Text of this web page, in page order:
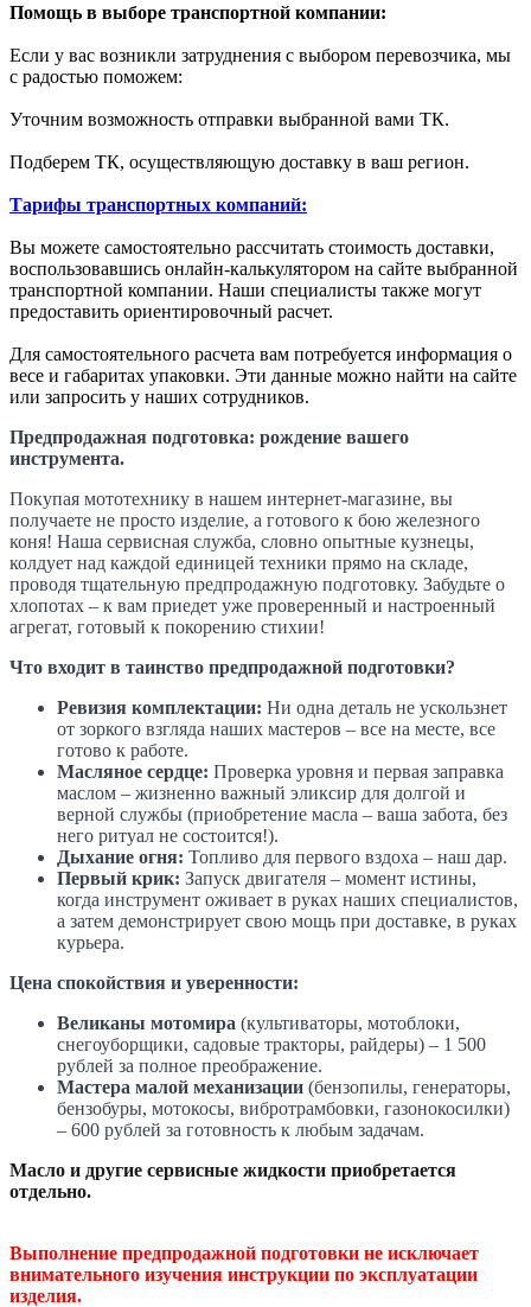
Помощь в выборе транспортной компании:
Если у вас возникли затруднения с выбором перевозчика, мы
с радостью поможем:
Уточним возможность отправки выбранной вами ТК.
Подберем ТК, осуществляющую доставку в ваш регион.
Тарифы транспортных компаний:
Вы можете самостоятельно рассчитать стоимость доставки,
воспользовавшись онлайн-калькулятором на сайте выбранной
транспортной компании. Наши специалисты также могут
предоставить ориентировочный расчет.
Для самостоятельного расчета вам потребуется информация о
весе и габаритах упаковки. Эти данные можно найти на сайте
или запросить у наших сотрудников.
Предпродажная подготовка: рождение вашего
инструмента.
Покупая мототехнику в нашем интернет-магазине, вы
получаете не просто изделие, а готового к бою железного
коня! Наша сервисная служба, словно опытные кузнецы,
колдует над каждой единицей техники прямо на складе,
проводя тщательную предпродажную подготовку. Забудьте о
хлопотах – к вам приедет уже проверенный и настроенный
агрегат, готовый к покорению стихии!
Что входит в таинство предпродажной подготовки?
Ревизия комплектации: Ни одна деталь не ускользнет
от зоркого взгляда наших мастеров – все на месте, все
готово к работе.
Масляное сердце: Проверка уровня и первая заправка
маслом – жизненно важный эликсир для долгой и
верной службы (приобретение масла – ваша забота, без
него ритуал не состоится!).
Дыхание огня: Топливо для первого вздоха – наш дар.
Первый крик: Запуск двигателя – момент истины,
когда инструмент оживает в руках наших специалистов,
а затем демонстрирует свою мощь при доставке, в руках
курьера.
Цена спокойствия и уверенности:
Великаны мотомира (культиваторы, мотоблоки,
снегоуборщики, садовые тракторы, райдеры) – 1 500
рублей за полное преображение.
Мастера малой механизации (бензопилы, генераторы,
бензобуры, мотокосы, вибротрамбовки, газонокосилки)
– 600 рублей за готовность к любым задачам.
Масло и другие сервисные жидкости приобретается
отдельно.
Выполнение предпродажной подготовки не исключает
внимательного изучения инструкции по эксплуатации
изделия.